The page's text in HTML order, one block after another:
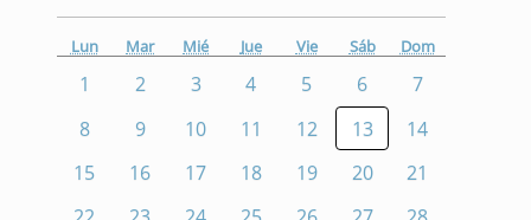
Lun Mar Mié Jue Vie Sáb Dom
1 2 3 4 5 6
7
8
9 10 11 12 13
14
15
16 17 18 19 20
21